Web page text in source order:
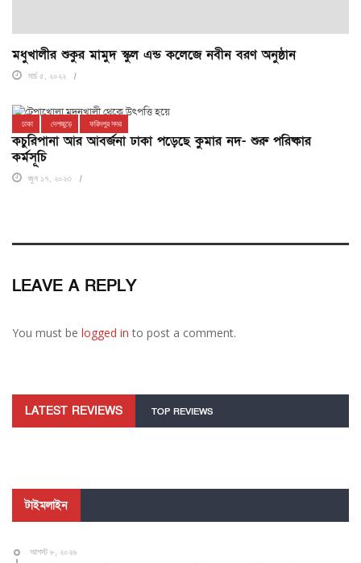
মধুখালীর শুকুর মামুদ স্কুল এন্ড কলেজে নবীন বরণ অনুষ্ঠান
মার্চ ৫, ২০২২
ঢাকা দেশজুড়ে ফরিদপুর সদর
কচুরিপানা আর আবর্জনা ঢাকা পড়েছে কুমার নদ- শুরু পরিষ্কার
কর্মসূচি
জুন ১৭, ২০২৩
LEAVE A REPLY
You must be logged in to post a comment.
LATEST REVIEWS TOP REVIEWS
টাইমলাইন
আগস্ট ৮, ২০২৬